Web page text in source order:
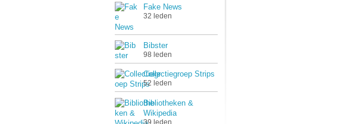
Fake News
32 leden
Bibster
98 leden
Collectiegroep Strips
52 leden
Bibliotheken &
Wikipedia
39 leden